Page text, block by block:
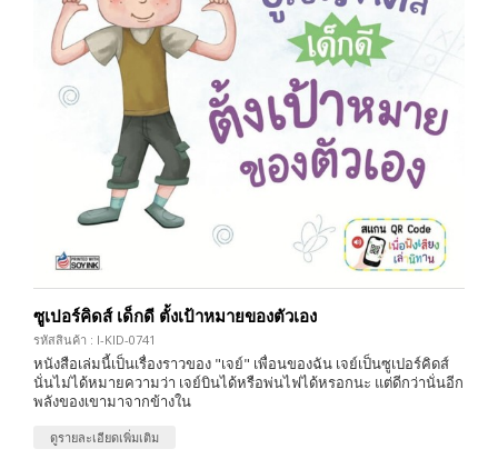
ซูเปอร์คิดส์ เด็กดี ตั้งเป้าหมายของตัวเอง
รหัสสินค้า : I-KID-0741
หนังสือเล่มนี้เป็นเรื่องราวของ "เจย์" เพื่อนของฉัน เจย์เป็นซูเปอร์คิดส์
นั่นไม่ได้หมายความว่า เจย์บินได้หรือพ่นไฟได้หรอกนะ แต่ดีกว่านั่นอีก
พลังของเขามาจากข้างใน
ดูรายละเอียดเพิ่มเติม